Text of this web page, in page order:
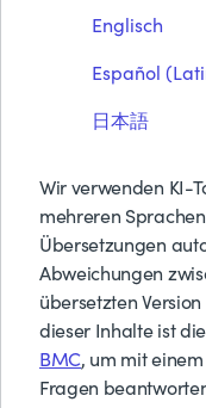
Englisch
Español
日本語
Wir verwenden KI-
mehreren
Übersetzungen
Abweichungen
übersetzten
dieser Inhalte ist
BMC, um mit
Fragen
Application
Atlassian Jira ist